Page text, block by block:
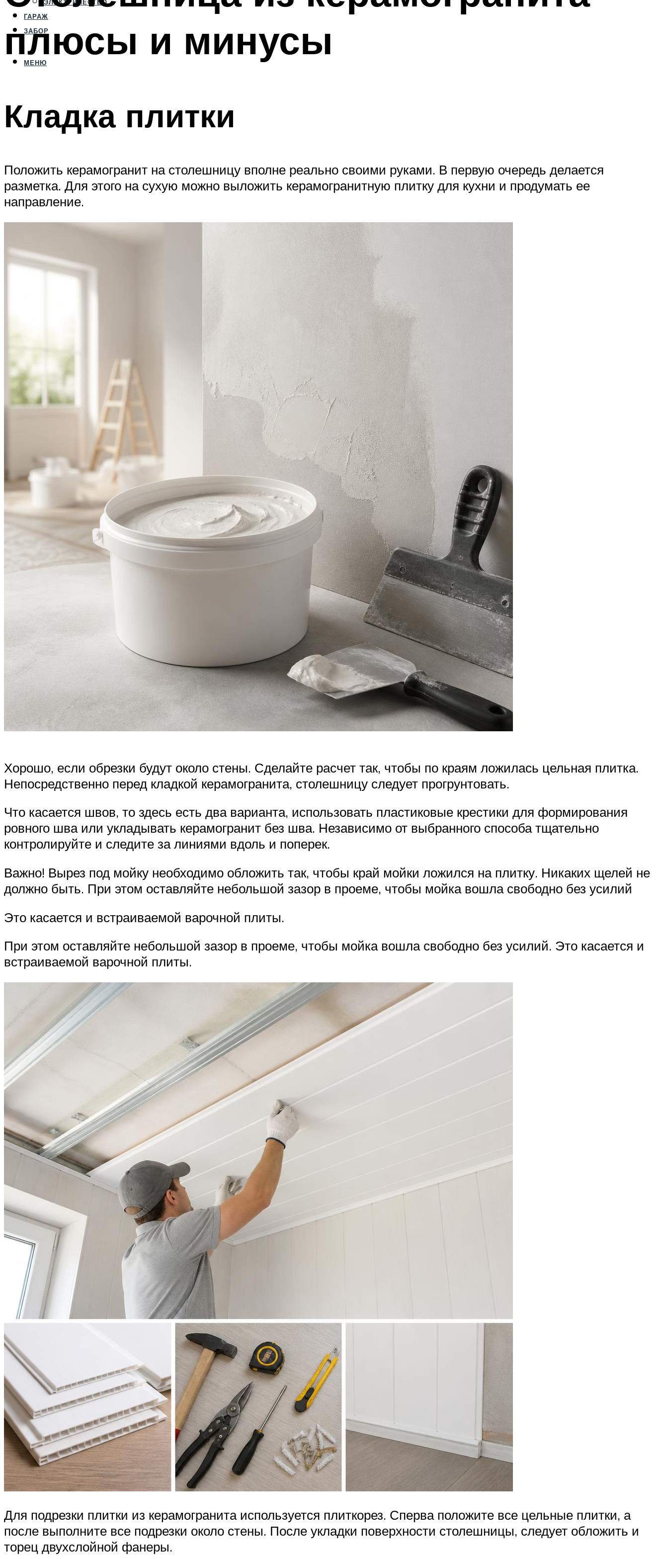
ЭЛЕКТРИЧЕСТВО
ГАРАЖ
ЗАБОР
МЕНЮ
плюсы и минусы
Кладка плитки
Положить керамогранит на столешницу вполне реально своими руками. В первую очередь делается
разметка. Для этого на сухую можно выложить керамогранитную плитку для кухни и продумать ее
направление.
Хорошо, если обрезки будут около стены. Сделайте расчет так, чтобы по краям ложилась цельная плитка.
Непосредственно перед кладкой керамогранита, столешницу следует прогрунтовать.
Что касается швов, то здесь есть два варианта, использовать пластиковые крестики для формирования
ровного шва или укладывать керамогранит без шва. Независимо от выбранного способа тщательно
контролируйте и следите за линиями вдоль и поперек.
Важно! Вырез под мойку необходимо обложить так, чтобы край мойки ложился на плитку. Никаких щелей не
должно быть. При этом оставляйте небольшой зазор в проеме, чтобы мойка вошла свободно без усилий
Это касается и встраиваемой варочной плиты.
При этом оставляйте небольшой зазор в проеме, чтобы мойка вошла свободно без усилий. Это касается и
встраиваемой варочной плиты.
Для подрезки плитки из керамогранита используется плиткорез. Сперва положите все цельные плитки, а
после выполните все подрезки около стены. После укладки поверхности столешницы, следует обложить и
торец двухслойной фанеры.